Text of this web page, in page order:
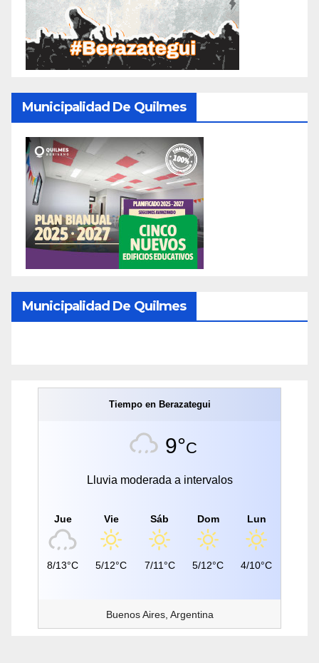
Municipalidad De Quilmes
Municipalidad De Quilmes
Tiempo en Berazategui
9°C
Lluvia moderada a intervalos
Jue
8/13°C
Vie
5/12°C
Sáb
7/11°C
Dom
5/12°C
Lun
4/10°C
Buenos Aires, Argentina